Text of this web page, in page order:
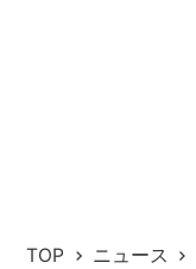
TOP ニュース